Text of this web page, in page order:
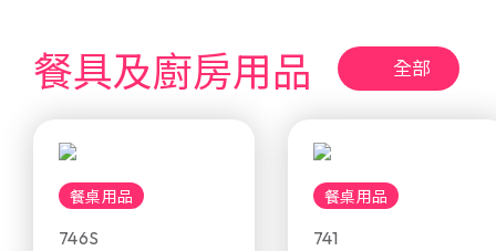
餐具及廚房用品 全部
餐桌用品
746S
餐桌用品
741